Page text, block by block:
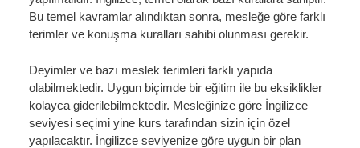
Bu temel kavramlar alındıktan sonra, mesleğe göre farklı
terimler ve konuşma kuralları sahibi olunması gerekir.
Deyimler ve bazı meslek terimleri farklı yapıda
olabilmektedir. Uygun biçimde bir eğitim ile bu eksiklikler
kolayca giderilebilmektedir. Mesleğinize göre İngilizce
seviyesi seçimi yine kurs tarafından sizin için özel
yapılacaktır. İngilizce seviyenize göre uygun bir plan